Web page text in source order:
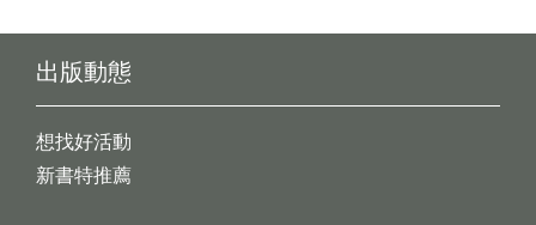
出版動態
想找好活動
新書特推薦